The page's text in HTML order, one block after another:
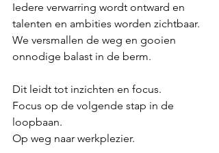
Iedere verwarring wordt ontward en
talenten en ambities worden zichtbaar.
We versmallen de weg en gooien
onnodige balast in de berm.
Dit leidt tot inzichten en focus.
Focus op de volgende stap in de
loopbaan.
Op weg naar werkplezier.